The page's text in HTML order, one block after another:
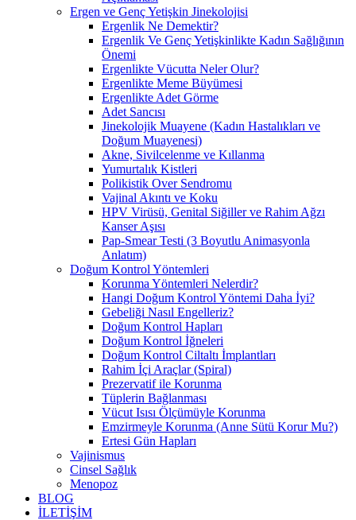
Ergen ve Genç Yetişkin Jinekolojisi
Ergenlik Ne Demektir?
Ergenlik Ve Genç Yetişkinlikte Kadın Sağlığının
Önemi
Ergenlikte Vücutta Neler Olur?
Ergenlikte Meme Büyümesi
Ergenlikte Adet Görme
Adet Sancısı
Jinekolojik Muayene (Kadın Hastalıkları ve
Doğum Muayenesi)
Akne, Sivilcelenme ve Kıllanma
Yumurtalık Kistleri
Polikistik Over Sendromu
Vajinal Akıntı ve Koku
HPV Virüsü, Genital Siğiller ve Rahim Ağzı
Kanser Aşısı
Pap-Smear Testi (3 Boyutlu Animasyonla
Anlatım)
Doğum Kontrol Yöntemleri
Korunma Yöntemleri Nelerdir?
Hangi Doğum Kontrol Yöntemi Daha İyi?
Gebeliği Nasıl Engelleriz?
Doğum Kontrol Hapları
Doğum Kontrol İğneleri
Doğum Kontrol Ciltaltı İmplantları
Rahim İçi Araçlar (Spiral)
Prezervatif ile Korunma
Tüplerin Bağlanması
Vücut Isısı Ölçümüyle Korunma
Emzirmeyle Korunma (Anne Sütü Korur Mu?)
Ertesi Gün Hapları
Vajinismus
Cinsel Sağlık
Menopoz
BLOG
İLETİŞİM